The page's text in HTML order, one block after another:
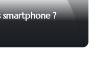
?